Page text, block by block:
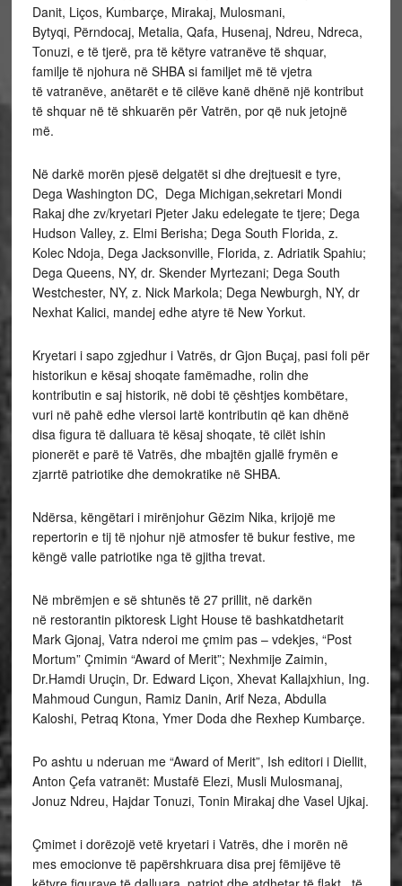
Danit, Liços, Kumbarçe, Mirakaj, Mulosmani,
Bytyqi, Përndocaj, Metalia, Qafa, Husenaj, Ndreu, Ndreca,
Tonuzi, e të tjerë, pra të këtyre vatranëve të shquar,
familje të njohura në SHBA si familjet më të vjetra
të vatranëve, anëtarët e të cilëve kanë dhënë një kontribut
të shquar në të shkuarën për Vatrën, por që nuk jetojnë
më.
Në darkë morën pjesë delgatët si dhe drejtuesit e tyre,
Dega Washington DC, Dega Michigan,sekretari Mondi
Rakaj dhe zv/kryetari Pjeter Jaku edelegate te tjere; Dega
Hudson Valley, z. Elmi Berisha; Dega South Florida, z.
Kolec Ndoja, Dega Jacksonville, Florida, z. Adriatik Spahiu;
Dega Queens, NY, dr. Skender Myrtezani; Dega South
Westchester, NY, z. Nick Markola; Dega Newburgh, NY, dr
Nexhat Kalici, mandej edhe atyre të New Yorkut.
Kryetari i sapo zgjedhur i Vatrës, dr Gjon Buçaj, pasi foli për
historikun e kësaj shoqate famëmadhe, rolin dhe
kontributin e saj historik, në dobi të çështjes kombëtare,
vuri në pahë edhe vlersoi lartë kontributin që kan dhënë
disa figura të dalluara të kësaj shoqate, të cilët ishin
pionerët e parë të Vatrës, dhe mbajtën gjallë frymën e
zjarrtë patriotike dhe demokratike në SHBA.
Ndërsa, këngëtari i mirënjohur Gëzim Nika, krijojë me
repertorin e tij të njohur një atmosfer të bukur festive, me
këngë valle patriotike nga të gjitha trevat.
Në mbrëmjen e së shtunës të 27 prillit, në darkën
në restorantin piktoresk Light House të bashkatdhetarit
Mark Gjonaj, Vatra nderoi me çmim pas – vdekjes, “Post
Mortum” Çmimin “Award of Merit”; Nexhmije Zaimin,
Dr.Hamdi Uruçin, Dr. Edward Liçon, Xhevat Kallajxhiun, Ing.
Mahmoud Cungun, Ramiz Danin, Arif Neza, Abdulla
Kaloshi, Petraq Ktona, Ymer Doda dhe Rexhep Kumbarçe.
Po ashtu u nderuan me “Award of Merit”, Ish editori i Diellit,
Anton Çefa vatranët: Mustafë Elezi, Musli Mulosmanaj,
Jonuz Ndreu, Hajdar Tonuzi, Tonin Mirakaj dhe Vasel Ujkaj.
Çmimet i dorëzojë vetë kryetari i Vatrës, dhe i morën në
mes emocionve të papërshkruara disa prej fëmijëve të